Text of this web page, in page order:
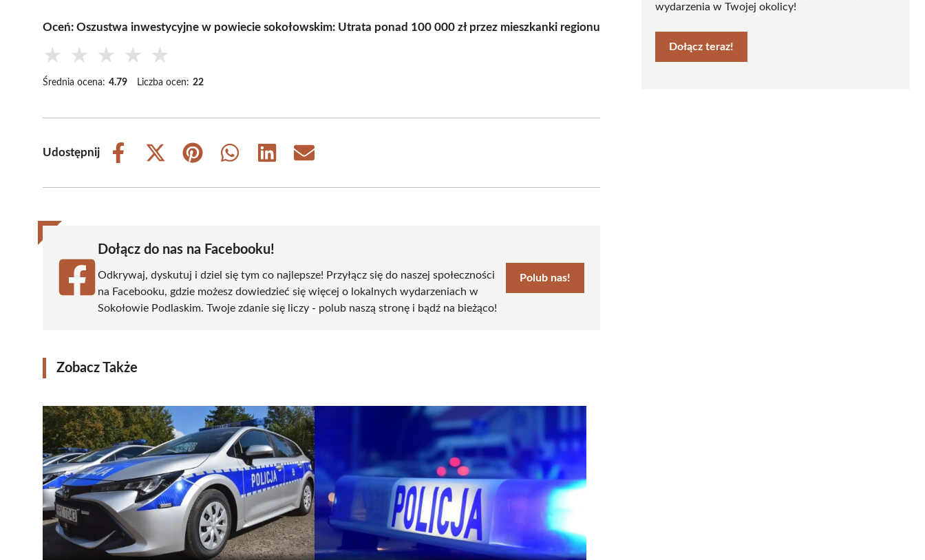
Oceń: Oszustwa inwestycyjne w powiecie sokołowskim: Utrata ponad 100 000 zł przez mieszkanki regionu
★ ★ ★ ★ ★
Średnia ocena: 4.79 Liczba ocen: 22
Udostępnij
Share
Share
(Twitter)
Share
Share
Share
Share
Dołącz do nas na Facebooku!
Odkrywaj, dyskutuj i dziel się tym co najlepsze! Przyłącz się do naszej społeczności
na Facebooku, gdzie możesz dowiedzieć się więcej o lokalnych wydarzeniach w
Sokołowie Podlaskim. Twoje zdanie się liczy - polub naszą stronę i bądź na bieżąco!
Polub nas!
Zobacz Także
wydarzenia w Twojej okolicy!
Dołącz teraz!